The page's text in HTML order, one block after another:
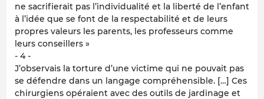
ne sacrifierait pas l’individualité et la liberté de l’enfant
à l’idée que se font de la respectabilité et de leurs
propres valeurs les parents, les professeurs comme
leurs conseillers »
- 4 -
J’observais la torture d’une victime qui ne pouvait pas
se défendre dans un langage compréhensible. […] Ces
chirurgiens opéraient avec des outils de jardinage et